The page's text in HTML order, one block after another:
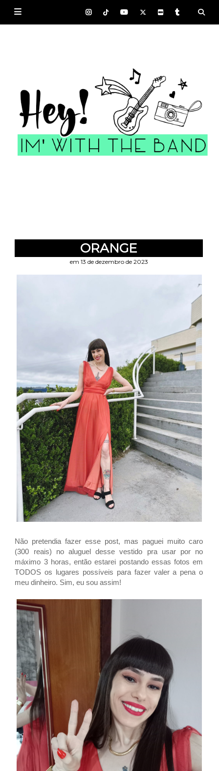
ORANGE
em 13 de dezembro de 2023
Não pretendia fazer esse post, mas paguei muito caro
(300 reais) no aluguel desse vestido pra usar por no
máximo 3 horas, então estarei postando essas fotos em
TODOS os lugares possíveis para fazer valer a pena o
meu dinheiro. Sim, eu sou assim!